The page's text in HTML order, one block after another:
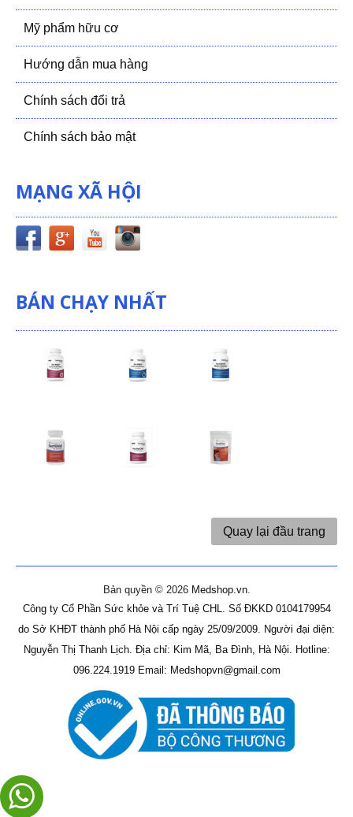
Mỹ phẩm hữu cơ
Hướng dẫn mua hàng
Chính sách đổi trả
Chính sách bảo mật
MẠNG XÃ HỘI
BÁN CHẠY NHẤT
Quay lại đầu trang
Bản quyền © 2026 Medshop.vn.
Công ty Cổ Phần Sức khỏe và Trí Tuệ CHL. Số ĐKKD 0104179954
do Sở KHĐT thành phố Hà Nội cấp ngày 25/09/2009. Người đại diện:
Nguyễn Thị Thanh Lịch. Địa chỉ: Kim Mã, Ba Đình, Hà Nội. Hotline:
096.224.1919 Email: Medshopvn@gmail.com